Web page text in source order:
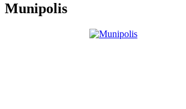
Munipolis